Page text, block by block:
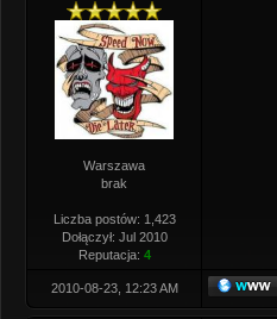
Warszawa
brak
Liczba postów: 1,423
Dołączył: Jul 2010
Reputacja: 4
2010-08-23, 12:23 AM